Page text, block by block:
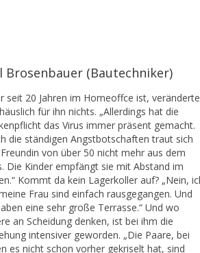
Brosenbauer (Bautechniker)
seit 20 Jahren im Homeoffce ist, veränderte
für ihn nichts. „Allerdings hat die
das Virus immer präsent gemacht.
die ständigen Angstbotschaften traut sich
von über 50 nicht mehr aus dem
Die Kinder empfängt sie mit Abstand im
Kommt da kein Lagerkoller auf? „Nein,
Frau sind einfach rausgegangen. Und
eine sehr große Terrasse.“ Und wo
an Scheidung denken, ist bei ihm die
intensiver geworden. „Die Paare, bei
es nicht schon vorher gekriselt hat, sind